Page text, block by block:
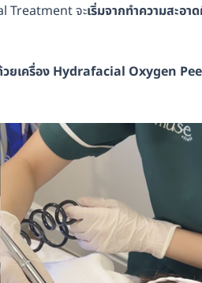
Treatment จะเริ่มจากทำความสะอ
วยเครื่อง Hydrafacial Oxygen